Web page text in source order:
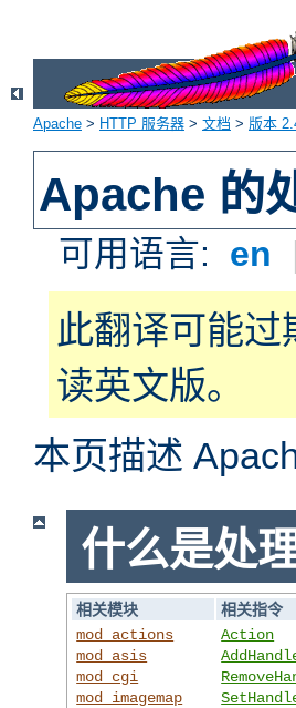
Apache > HTTP 服务器 > 文档 > 版本
Apache 的
可用语言: en |
此翻译可能
读英文版。
本页描述
什么是处
相关模块
相关指令
mod_actions
mod_asis
mod_cgi
mod_imagemap
Action